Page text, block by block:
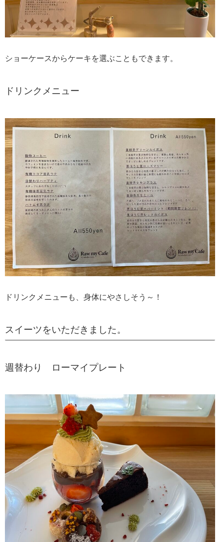
ショーケースからケーキを選ぶこともできます。
ドリンクメニュー
ドリンクメニューも、身体にやさしそう～！
スイーツをいただきました。
週替わり ローマイプレート